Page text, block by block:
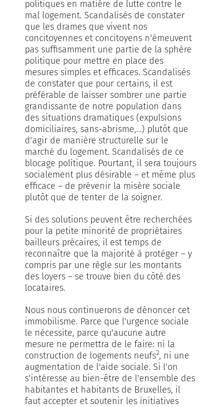
politiques en matière de lutte contre le
mal logement. Scandalisés de constater
que les drames que vivent nos
concitoyennes et concitoyens n'émeuvent
pas suffisamment une partie de la sphère
politique pour mettre en place des
mesures simples et efficaces. Scandalisés
de constater que pour certains, il est
préférable de laisser sombrer une partie
grandissante de notre population dans
des situations dramatiques (expulsions
domiciliaires, sans-abrisme,…) plutôt que
d'agir de manière structurelle sur le
marché du logement. Scandalisés de ce
blocage politique. Pourtant, il sera toujours
socialement plus désirable – et même plus
efficace – de prévenir la misère sociale
plutôt que de tenter de la soigner.
Si des solutions peuvent être recherchées
pour la petite minorité de propriétaires
bailleurs précaires, il est temps de
reconnaître que la majorité à protéger – y
compris par une règle sur les montants
des loyers – se trouve bien du côté des
locataires.
Nous nous continuerons de dénoncer cet
immobilisme. Parce que l'urgence sociale
le nécessite, parce qu'aucune autre
mesure ne permettra de le faire: ni la
construction de logements neufs2, ni une
augmentation de l'aide sociale. Si l'on
s'intéresse au bien-être de l'ensemble des
habitantes et habitants de Bruxelles, il
faut accepter et soutenir les initiatives